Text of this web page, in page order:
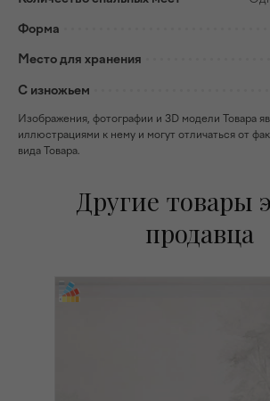
Форма
Место для хранения
С изножьем
Изображения, фотографии и 3D модели Товара
иллюстрациями к нему и могут отличаться от
вида Товара.
Другие товары
продавца